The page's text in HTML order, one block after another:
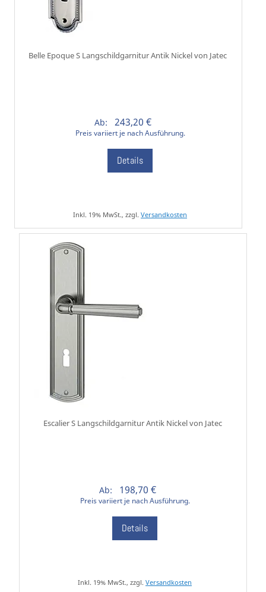
Belle Epoque S Langschildgarnitur Antik Nickel von Jatec
Ab: 243,20 €
Preis variiert je nach Ausführung.
Details
Inkl. 19% MwSt., zzgl. Versandkosten
Escalier S Langschildgarnitur Antik Nickel von Jatec
Ab: 198,70 €
Preis variiert je nach Ausführung.
Details
Inkl. 19% MwSt., zzgl. Versandkosten